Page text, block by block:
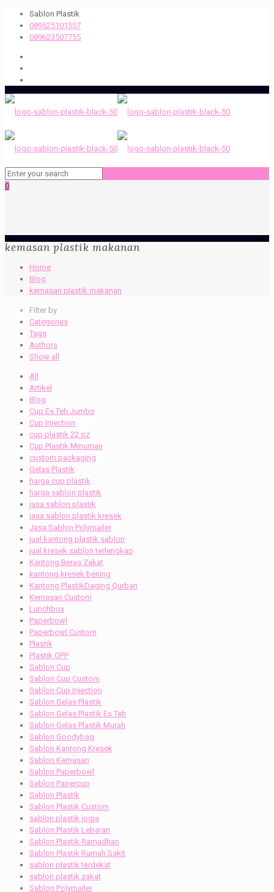
Sablon Plastik
089525101557
089623507755
0
kemasan plastik makanan
Home
Blog
kemasan plastik makanan
Filter by
Categories
Tags
Authors
Show all
All
Artikel
Blog
Cup Es Teh Jumbo
Cup Injection
cup plastik 22 oz
Cup Plastik Minuman
custom packaging
Gelas Plastik
harga cup plastik
harga sablon plastik
jasa sablon plastik
jasa sablon plastik kresek
Jasa Sablon Polymailer
jual kantong plastik sablon
jual kresek sablon terlengkap
Kantong Beras Zakat
kantong kresek bening
Kantong PlastikDaging Qurban
Kemasan Custom
Lunchbox
Paperbowl
Paperbowl Custom
Plastik
Plastik OPP
Sablon Cup
Sablon Cup Custom
Sablon Cup Injection
Sablon Gelas Plastik
Sablon Gelas Plastik Es Teh
Sablon Gelas Plastik Murah
Sablon Goodybag
Sablon Kantong Kresek
Sablon Kemasan
Sablon Paperbowl
Sablon Papercup
Sablon Plastik
Sablon Plastik Custom
sablon plastik jogja
Sablon Plastik Lebaran
Sablon Plastik Ramadhan
Sablon Plastik Rumah Sakit
sablon plastik terdekat
sablon plastik zakat
Sablon Polymailer